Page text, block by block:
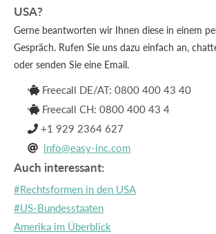
USA?
Gerne beantworten wir Ihnen diese in einem
Gespräch. Rufen Sie uns dazu einfach an,
oder senden Sie eine Email.
 Freecall DE/AT: 0800 400 43 40
 Freecall CH: 0800 400 43 4
 +1 929 2364 627
 info@easy-inc.com
Auch interessant:
#Rechtsformen in den USA
#US-Bundesstaaten
Amerika im Überblick